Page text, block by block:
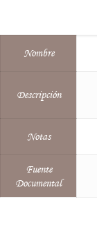
Nombre
Descripción
Notas
Fuente
Documental